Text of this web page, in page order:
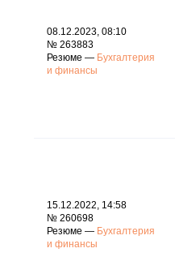
08.12.2023, 08:10
№ 263883
Резюме — Бухгалтерия
и финансы
15.12.2022, 14:58
№ 260698
Резюме — Бухгалтерия
и финансы